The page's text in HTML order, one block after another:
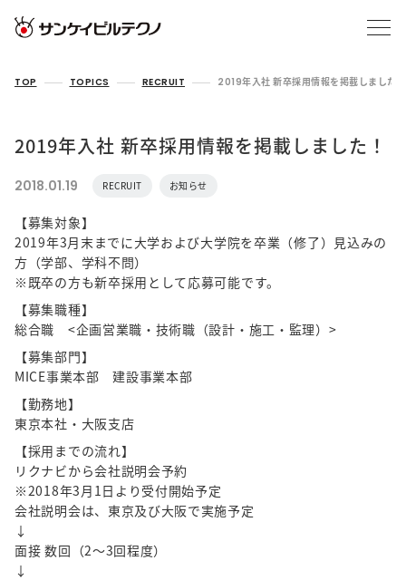
TOP TOPICS RECRUIT 2019年入社 新卒採用情報を掲載しました！
2019年入社 新卒採用情報を掲載しました！
2018.01.19 RECRUIT お知らせ
【募集対象】
2019年3月末までに大学および大学院を卒業（修了）見込みの
方（学部、学科不問）
※既卒の方も新卒採用として応募可能です。
【募集職種】
総合職 <企画営業職・技術職（設計・施工・監理）>
【募集部門】
MICE事業本部 建設事業本部
【勤務地】
東京本社・大阪支店
【採用までの流れ】
リクナビから会社説明会予約
※2018年3月1日より受付開始予定
会社説明会は、東京及び大阪で実施予定
↓
面接 数回（2～3回程度）
↓